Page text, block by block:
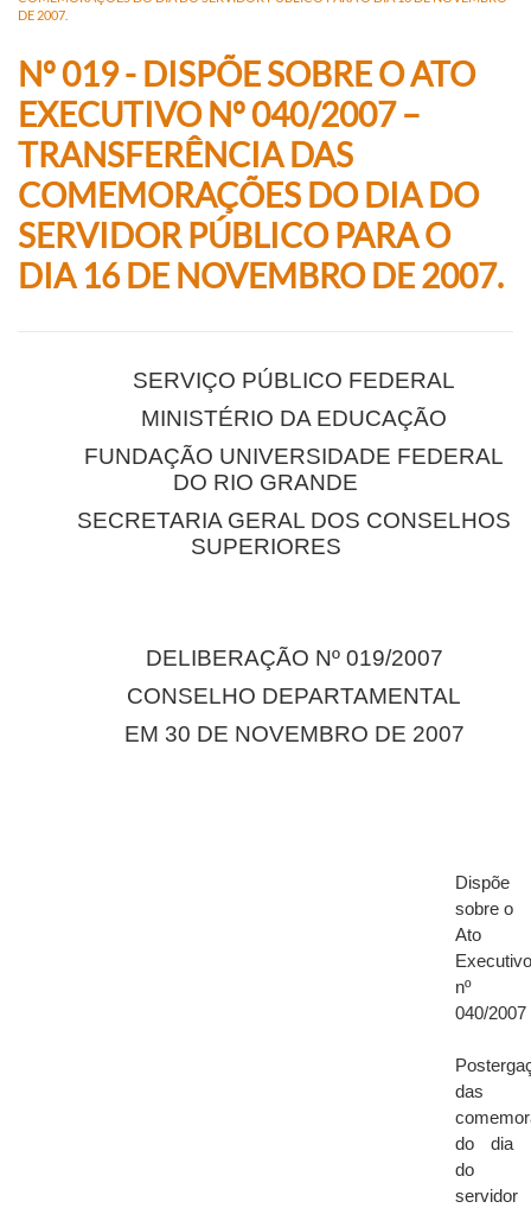
DE 2007.
Nº 019 - DISPÕE SOBRE O ATO
EXECUTIVO Nº 040/2007 –
TRANSFERÊNCIA DAS
COMEMORAÇÕES DO DIA DO
SERVIDOR PÚBLICO PARA O
DIA 16 DE NOVEMBRO DE 2007.
SERVIÇO PÚBLICO FEDERAL
MINISTÉRIO DA EDUCAÇÃO
FUNDAÇÃO UNIVERSIDADE FEDERAL
DO RIO GRANDE
SECRETARIA GERAL DOS CONSELHOS
SUPERIORES
DELIBERAÇÃO Nº 019/2007
CONSELHO DEPARTAMENTAL
EM 30 DE NOVEMBRO DE 2007
Dispõe
sobre o
Ato
Executivo
nº
040/2007
das
do dia
do
servidor